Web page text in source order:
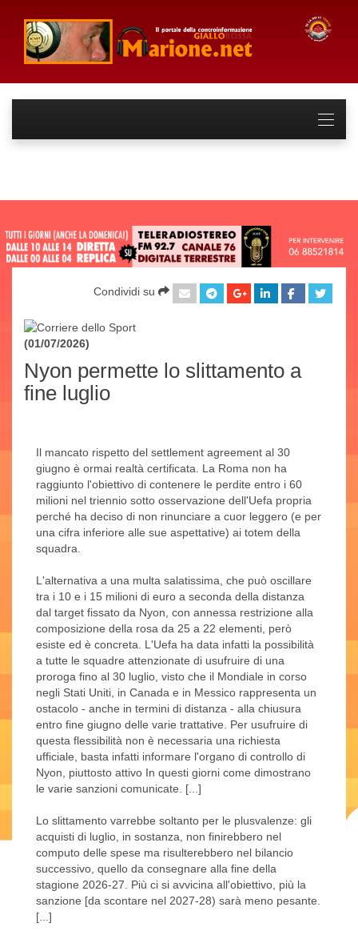
Condividi su
(01/07/2026)
Nyon permette lo slittamento a
fine luglio
Il mancato rispetto del settlement agreement al 30
giugno è ormai realtà certificata. La Roma non ha
raggiunto l'obiettivo di contenere le perdite entro i 60
milioni nel triennio sotto osservazione dell'Uefa propria
perché ha deciso di non rinunciare a cuor leggero (e per
una cifra inferiore alle sue aspettative) ai totem della
squadra.
L'alternativa a una multa salatissima, che può oscillare
tra i 10 e i 15 milioni di euro a seconda della distanza
dal target fissato da Nyon, con annessa restrizione alla
composizione della rosa da 25 a 22 elementi, però
esiste ed è concreta. L'Uefa ha data infatti la possibilità
a tutte le squadre attenzionate di usufruire di una
proroga fino al 30 luglio, visto che il Mondiale in corso
negli Stati Uniti, in Canada e in Messico rappresenta un
ostacolo - anche in termini di distanza - alla chiusura
entro fine giugno delle varie trattative. Per usufruire di
questa flessibilità non è necessaria una richiesta
ufficiale, basta infatti informare l'organo di controllo di
Nyon, piuttosto attivo In questi giorni come dimostrano
le varie sanzioni comunicate. [...]
Lo slittamento varrebbe soltanto per le plusvalenze: gli
acquisti di luglio, in sostanza, non finirebbero nel
computo delle spese ma risulterebbero nel bilancio
successivo, quello da consegnare alla fine della
stagione 2026-27. Più ci si avvicina all'obiettivo, più la
sanzione [da scontare nel 2027-28) sarà meno pesante.
[...]